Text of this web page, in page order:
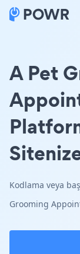
A Pet
Kodlama veya
Grooming